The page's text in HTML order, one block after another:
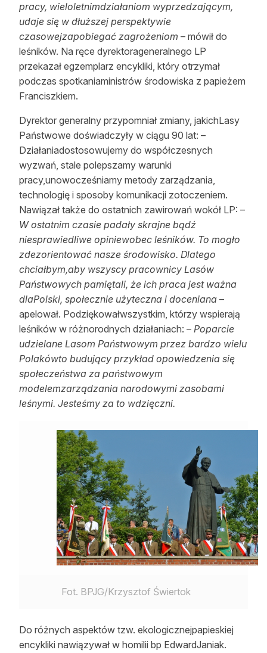
pracy, wieloletnimdziałaniom wyprzedzającym,
udaje się w dłuższej perspektywie
czasowejzapobiegać zagrożeniom – mówił do
leśników. Na ręce dyrektorageneralnego LP
przekazał egzemplarz encykliki, który otrzymał
podczas spotkaniaministrów środowiska z papieżem
Franciszkiem.
Dyrektor generalny przypomniał zmiany, jakichLasy
Państwowe doświadczyły w ciągu 90 lat: –
Działaniadostosowujemy do współczesnych
wyzwań, stale polepszamy warunki
pracy,unowocześniamy metody zarządzania,
technologię i sposoby komunikacji zotoczeniem.
Nawiązał także do ostatnich zawirowań wokół LP: –
W ostatnim czasie padały skrajne bądź
niesprawiedliwe opiniewobec leśników. To mogło
zdezorientować nasze środowisko. Dlatego
chciałbym,aby wszyscy pracownicy Lasów
Państwowych pamiętali, że ich praca jest ważna
dlaPolski, społecznie użyteczna i doceniana –
apelował. Podziękowałwszystkim, którzy wspierają
leśników w różnorodnych działaniach: – Poparcie
udzielane Lasom Państwowym przez bardzo wielu
Polakówto budujący przykład opowiedzenia się
społeczeństwa za państwowym
modelemzarządzania narodowymi zasobami
leśnymi. Jesteśmy za to wdzięczni.
Fot. BPJG/Krzysztof Świertok
Do różnych aspektów tzw. ekologicznejpapieskiej
encykliki nawiązywał w homilii bp EdwardJaniak.